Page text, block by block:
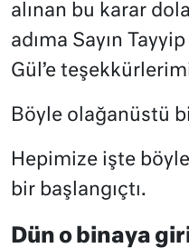
alınan bu karar
adıma Sayın
Gül’e
Böyle olağanüstü
Hepimize işte
bir başlangıçtı.
Dün o binaya